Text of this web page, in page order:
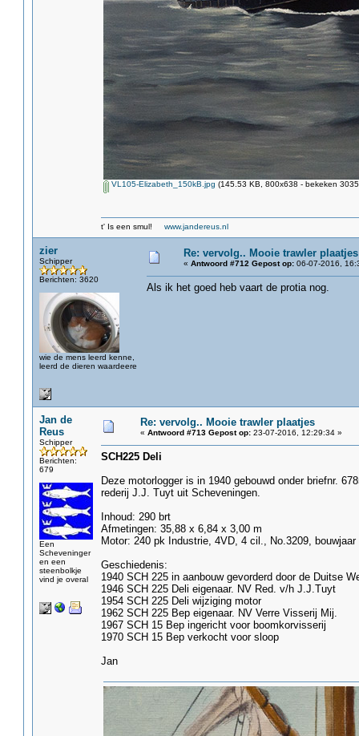
VL105-Elizabeth_150kB.jpg (145.53 KB, 800x638 - bekeken 3035
t' Is een smul! www.jandereus.nl
zier
Schipper
Berichten: 3620
wie de mens leerd kenne,
leerd de dieren waardeere
Re: vervolg.. Mooie trawler plaatjes
« Antwoord #712 Gepost op:06-07-2016,
Als ik het goed heb vaart de protia nog.
Jan de
Reus
Schipper
Berichten:
679
Een
Scheveninger
en een
steenbolkje
vind je overal
Re: vervolg.. Mooie trawler plaatjes
« Antwoord #713 Gepost op:23-07-2016, 12:29:34 »
SCH225 Deli
Deze motorlogger is in 1940 gebouwd onder briefnr.
rederij J.J. Tuyt uit Scheveningen.
Inhoud: 290 brt
Afmetingen: 35,88 x 6,84 x 3,00 m
Motor: 240 pk Industrie, 4VD, 4 cil., No.3209,
Geschiedenis:
1940 SCH 225 in aanbouw gevorderd door de Duitse
1946 SCH 225 Deli eigenaar. NV Red. v/h J.J.Tuyt
1954 SCH 225 Deli wijziging motor
1962 SCH 225 Bep eigenaar. NV Verre Visserij Mij.
1967 SCH 15 Bep ingericht voor boomkorvisserij
1970 SCH 15 Bep verkocht voor sloop
Jan